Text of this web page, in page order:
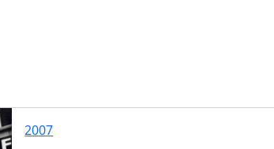
2007